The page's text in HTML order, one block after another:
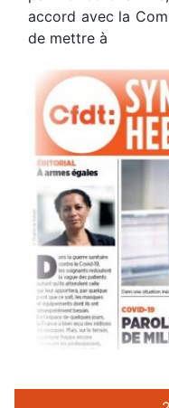
accord avec la
de mettre à